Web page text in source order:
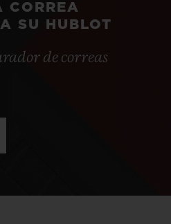
CORREA
SU HUBLOT
de correas